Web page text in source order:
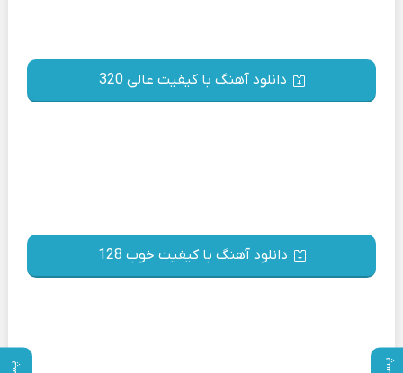
دانلود آهنگ با کیفیت عالی 320
دانلود آهنگ با کیفیت خوب 128